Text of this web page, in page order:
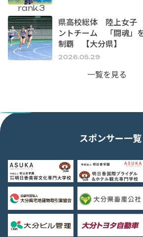
rank.3
県高校総体 陸上女子
ントチーム 「闘魂」
制覇 【大分県】
2026.05.29
一覧を見る
スポンサー一覧